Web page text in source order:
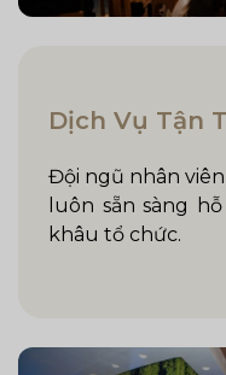
Dịch Vụ Tận
Đội ngũ nhân
luôn sẵn sàng
khâu tổ chức.